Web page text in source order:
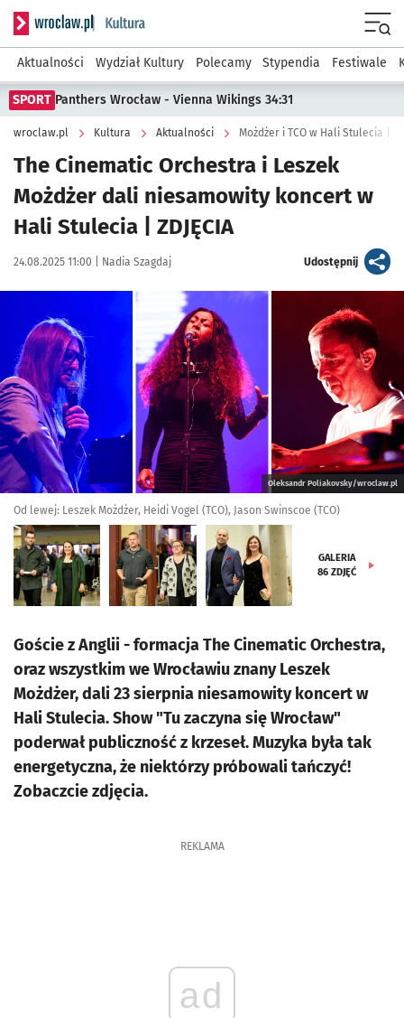
Serwis informacyjny wroclaw.pl podserwis: Kultura
Aktualności Wydział Kultury Polecamy Stypendia Festiwale
SPORT Panthers Wrocław - Vienna Wikings 34:31
wroclaw.pl Kultura Aktualności Możdżer i TCO w Hali Stulecia |
The Cinematic Orchestra i Leszek
Możdżer dali niesamowity koncert w
Hali Stulecia | ZDJĘCIA
Data publikacji:
24.08.2025 11:00 | Autor:
Nadia Szagdaj Udostępnijartykuł
Kliknij, aby zobaczyć galerię
Oleksandr Poliakovsky/wroclaw.pl
Od lewej: Leszek Możdżer, Heidi Vogel (TCO), Jason Swinscoe (TCO)
GALERIA
86 ZDJĘĆ
Goście z Anglii - formacja The Cinematic Orchestra,
oraz wszystkim we Wrocławiu znany Leszek
Możdżer, dali 23 sierpnia niesamowity koncert w
Hali Stulecia. Show "Tu zaczyna się Wrocław"
poderwał publiczność z krzeseł. Muzyka była tak
energetyczna, że niektórzy próbowali tańczyć!
Zobaczcie zdjęcia.
REKLAMA
ad